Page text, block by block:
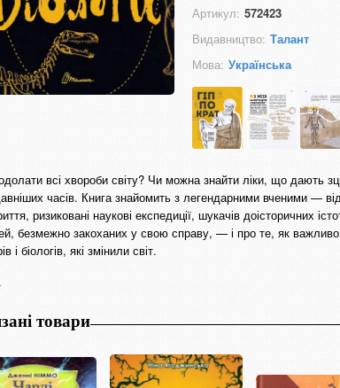
Артикул: 572423
Видавництво: Талант
Мова: Українська
всі хвороби світу? Чи можна знайти ліки, що дають
часів. Книга знайомить з легендарними вченими —
ризиковані наукові експедиції, шукачів доісторичних
безмежно закоханих у свою справу, — і про те, як важливо
і біологів, які змінили світ.
товари